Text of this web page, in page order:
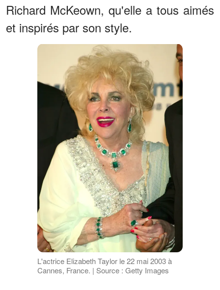
Richard McKeown, qu'elle a tous aimés
et inspirés par son style.
L'actrice Elizabeth Taylor le 22 mai 2003 à
Cannes, France. | Source : Getty Images